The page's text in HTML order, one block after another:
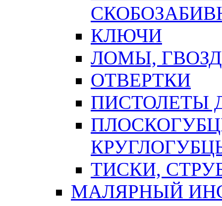
КЛЮЧИ
ЛОМЫ,
ОТВЕРТКИ
ПИСТОЛЕТЫ
ТИСКИ,
МАЛЯРНЫЙ